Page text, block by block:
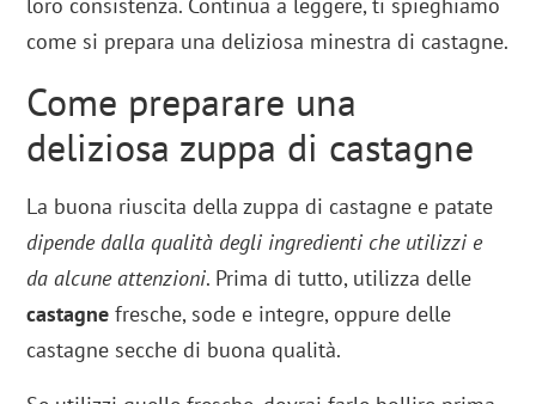
come si prepara una deliziosa minestra di castagne.
Come preparare una
deliziosa zuppa di castagne
La buona riuscita della zuppa di castagne e patate
dipende dalla qualità degli ingredienti che utilizzi e
da alcune attenzioni. Prima di tutto, utilizza delle
castagne fresche, sode e integre, oppure delle
castagne secche di buona qualità.